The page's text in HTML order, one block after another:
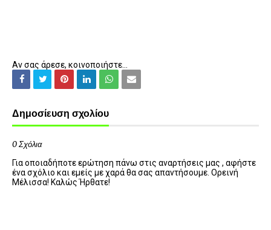
Αν σας άρεσε, κοινοποιήστε...
Δημοσίευση σχολίου
0 Σχόλια
Για οποιαδήποτε ερώτηση πάνω στις αναρτήσεις μας , αφήστε
ένα σχόλιο και εμείς με χαρά θα σας απαντήσουμε. Ορεινή
Μέλισσα! Καλώς Ήρθατε!